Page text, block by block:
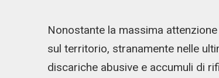
Nonostante la massima
sul territorio, stranamente nelle
discariche abusive e accumuli di